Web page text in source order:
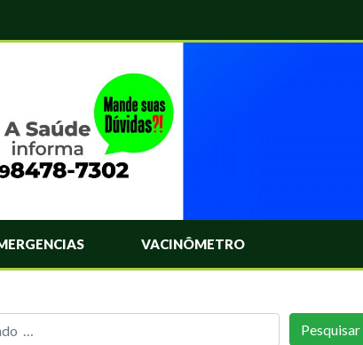
VACINÔMETRO